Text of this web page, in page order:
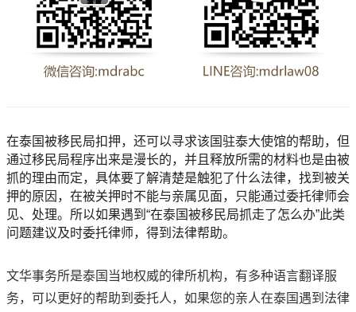
在泰国被移民局扣押，还可以寻求该国驻泰大使馆的帮助，但
通过移民局程序出来是漫长的，并且释放所需的材料也是由被
抓的理由而定，具体要了解清楚是触犯了什么法律，找到被关
押的原因，在被关押时不能与亲属见面，只能通过委托律师会
见、处理。所以如果遇到“在泰国被移民局抓走了怎么办”此类
问题建议及时委托律师，得到法律帮助。
文华事务所是泰国当地权威的律所机构，有多种语言翻译服
务，可以更好的帮助到委托人，如果您的亲人在泰国遇到法律